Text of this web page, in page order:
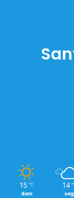
15 ℃
dom
14
seg